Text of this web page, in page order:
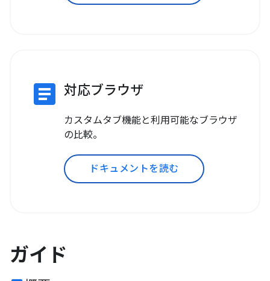
article 対応ブラウザ
カスタムタブ機能と利用可能なブラウザ
の比較。
ドキュメントを読む
ガイド